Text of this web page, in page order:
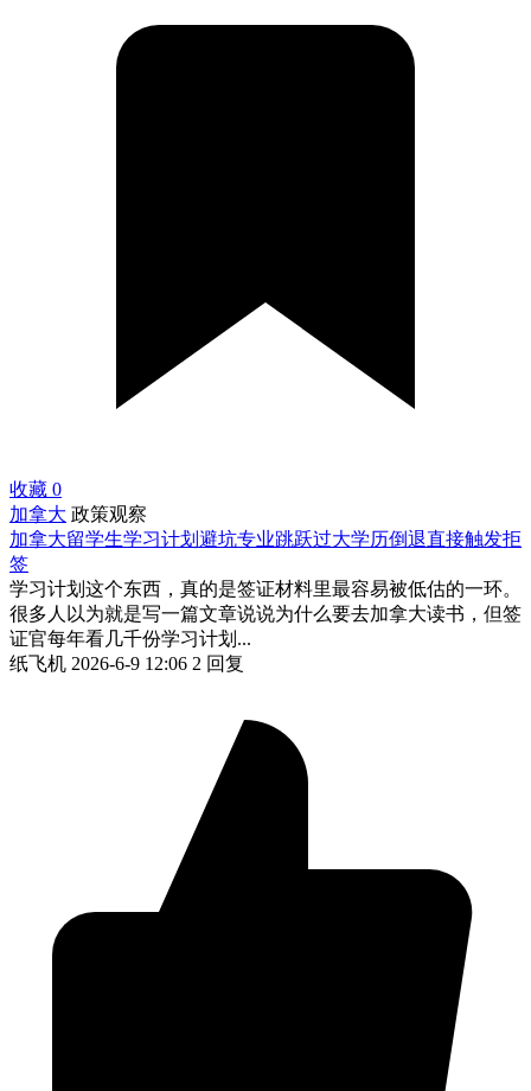
收藏 0
加拿大 政策观察
加拿大留学生学习计划避坑专业跳跃过大学历倒退直接触发拒
签
学习计划这个东西，真的是签证材料里最容易被低估的一环。
很多人以为就是写一篇文章说说为什么要去加拿大读书，但签
证官每年看几千份学习计划...
纸飞机 2026-6-9 12:06 2 回复